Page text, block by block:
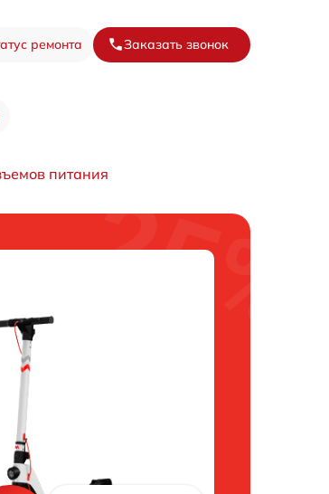
ремонта Заказать звонок
питания